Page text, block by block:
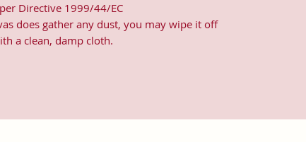
Directive 1999/44/EC
does gather any dust, you may wipe it off
a clean, damp cloth.